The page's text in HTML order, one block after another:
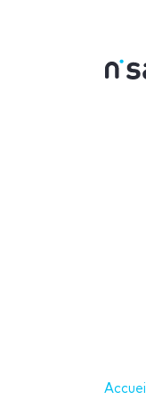
Accueil